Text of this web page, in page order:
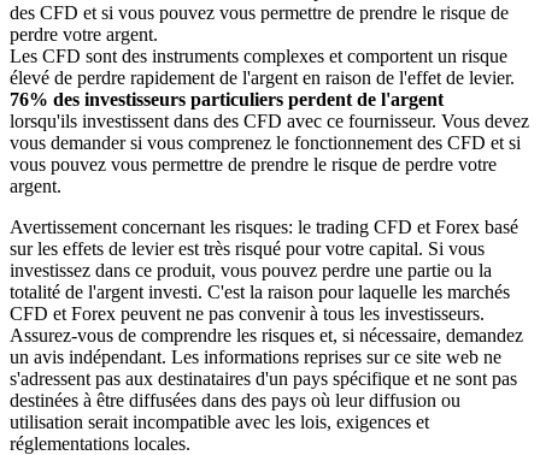
des CFD et si vous pouvez vous permettre de prendre le risque de
perdre votre argent.
Les CFD sont des instruments complexes et comportent un risque
élevé de perdre rapidement de l'argent en raison de l'effet de levier.
76% des investisseurs particuliers perdent de l'argent
lorsqu'ils investissent dans des CFD avec ce fournisseur. Vous devez
vous demander si vous comprenez le fonctionnement des CFD et si
vous pouvez vous permettre de prendre le risque de perdre votre
argent.
Avertissement concernant les risques: le trading CFD et Forex basé
sur les effets de levier est très risqué pour votre capital. Si vous
investissez dans ce produit, vous pouvez perdre une partie ou la
totalité de l'argent investi. C'est la raison pour laquelle les marchés
CFD et Forex peuvent ne pas convenir à tous les investisseurs.
Assurez-vous de comprendre les risques et, si nécessaire, demandez
un avis indépendant. Les informations reprises sur ce site web ne
s'adressent pas aux destinataires d'un pays spécifique et ne sont pas
destinées à être diffusées dans des pays où leur diffusion ou
utilisation serait incompatible avec les lois, exigences et
réglementations locales.